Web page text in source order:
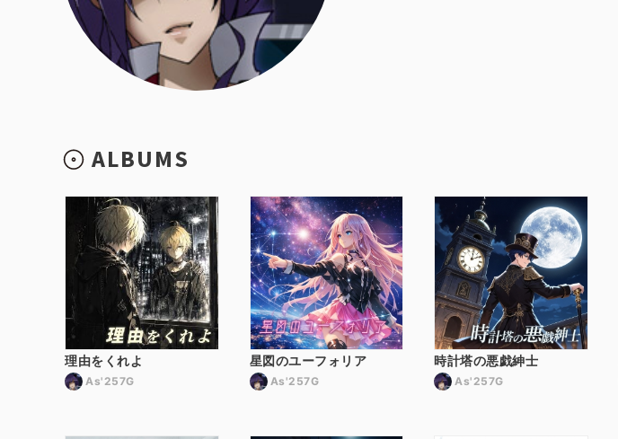
ALBUMS
理由をくれよ
As'257G
星図のユーフォリア
As'257G
時計塔の悪戯紳士
As'257G